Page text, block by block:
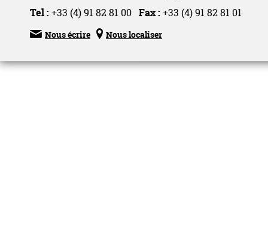
Tel : +33 (4) 91 82 81 00 Fax : +33 (4) 91 82 81 01
 Nous écrire  Nous localiser